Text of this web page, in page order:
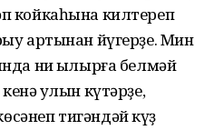
койкаһына килтереп
артынан йүгерҙе. Мин
ни ҡылырға белмәй
ҡулын күтәрҙе,
тигәндәй күҙ